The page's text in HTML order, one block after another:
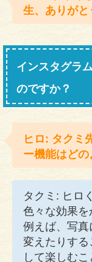
生、ありがと
インスタグラ
のですか？
ヒロ: タクミ
ー機能はどの
タクミ: ヒロ
色々な効果を
例えば、写
変えたりす
して楽しむこ